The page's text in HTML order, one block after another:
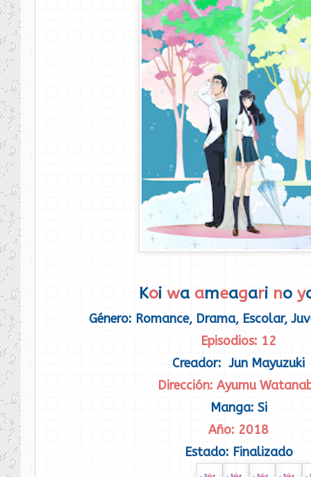
Koiwaameagarinoy
Género: Romance, Drama, Escolar,
Episodios: 12
Creador: Jun Mayuzuki
Dirección: Ayumu
Manga: Si
Año: 2018
Estado: Finalizado